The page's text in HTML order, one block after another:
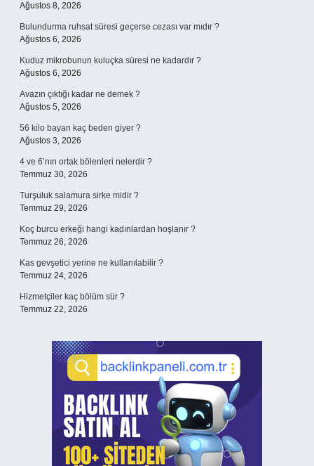
Ağustos 8, 2026
Bulundurma ruhsat süresi geçerse cezası var mıdır ?
Ağustos 6, 2026
Kuduz mikrobunun kuluçka süresi ne kadardır ?
Ağustos 6, 2026
Avazın çıktığı kadar ne demek ?
Ağustos 5, 2026
56 kilo bayan kaç beden giyer ?
Ağustos 3, 2026
4 ve 6’nın ortak bölenleri nelerdir ?
Temmuz 30, 2026
Turşuluk salamura sirke midir ?
Temmuz 29, 2026
Koç burcu erkeği hangi kadınlardan hoşlanır ?
Temmuz 26, 2026
Kas gevşetici yerine ne kullanılabilir ?
Temmuz 24, 2026
Hizmetçiler kaç bölüm sür ?
Temmuz 22, 2026